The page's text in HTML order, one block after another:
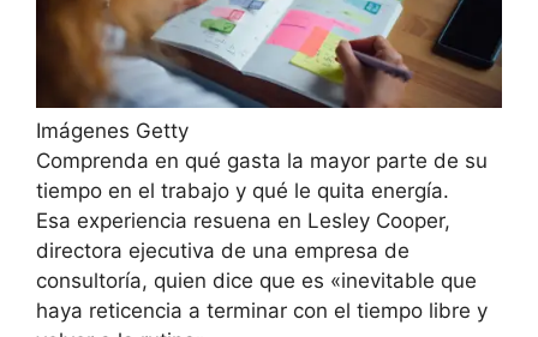
Imágenes Getty
Comprenda en qué gasta la mayor parte de su
tiempo en el trabajo y qué le quita energía.
Esa experiencia resuena en Lesley Cooper,
directora ejecutiva de una empresa de
consultoría, quien dice que es «inevitable que
haya reticencia a terminar con el tiempo libre y